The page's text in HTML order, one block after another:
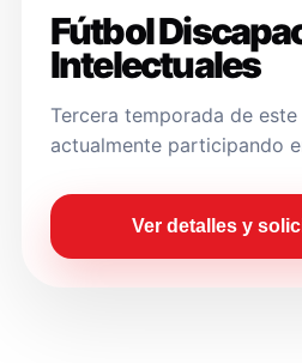
Fútbol
Intelectuales
Tercera temporada de
actualmente participando
Ver detalles y